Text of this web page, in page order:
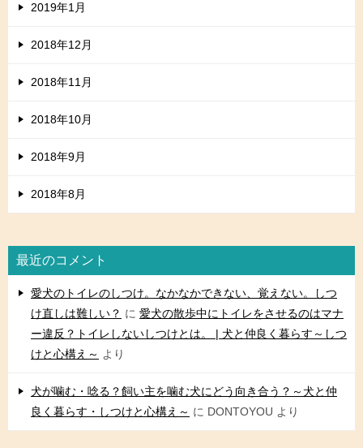
2019年1月
2018年12月
2018年11月
2018年10月
2018年9月
2018年8月
最近のコメント
愛犬のトイレのしつけ。なかなかできない、覚えない。しつ
け直しは難しい？ に 愛犬の散歩中にトイレをさせるのはマナ
ー違反？トイレしないしつけとは。 | 犬と仲良く暮らす～しつ
けと心構え～ より
犬が噛む・唸る？飼い主を噛む犬にどう向き合う？～犬と仲
良く暮らす・しつけと心構え～ に DONTOYOU より